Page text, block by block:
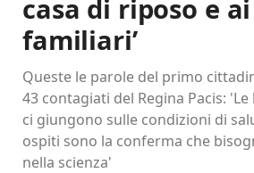
casa di riposo e
familiari’
Queste le parole del primo
43 contagiati del Regina Pacis:
ci giungono sulle condizioni di
ospiti sono la conferma che
nella scienza'